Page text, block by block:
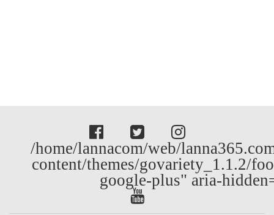
/home/lannacom/web/
content/themes/govariety_1.1.2/
google-plus" aria-